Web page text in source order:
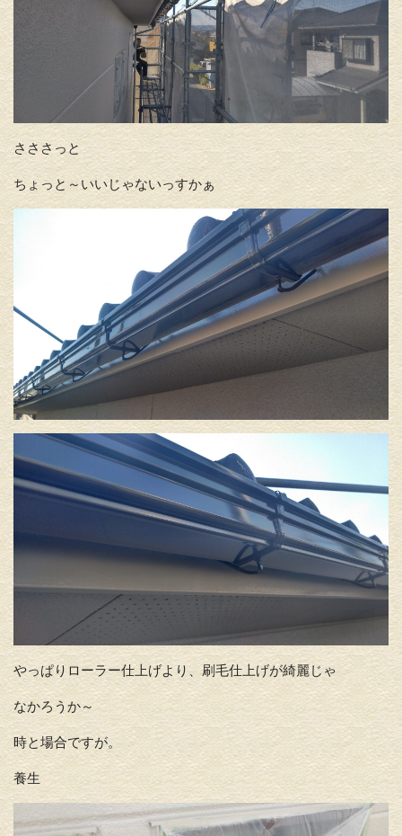
さささっと
ちょっと～いいじゃないっすかぁ
やっぱりローラー仕上げより、刷毛仕上げが綺麗じゃ
なかろうか～
時と場合ですが。
養生